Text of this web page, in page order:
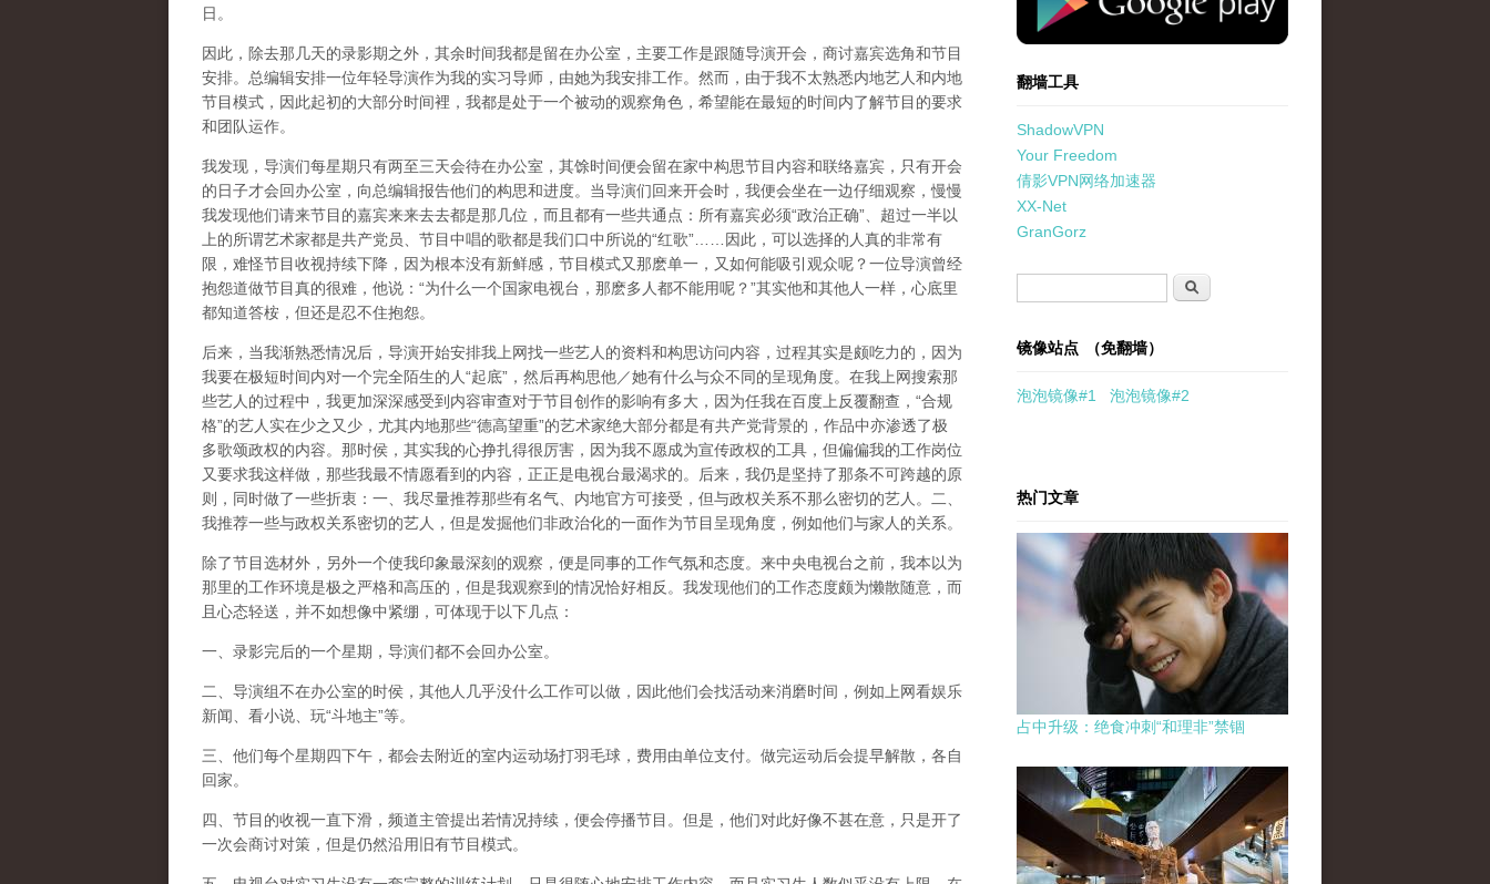
日。
因此，除去那几天的录影期之外，其余时间我都是留在办公室，主要工作是跟随导演开会，商讨嘉宾选角和节目
安排。总编辑安排一位年轻导演作为我的实习导师，由她为我安排工作。然而，由于我不太熟悉内地艺人和内地
节目模式，因此起初的大部分时间裡，我都是处于一个被动的观察角色，希望能在最短的时间内了解节目的要求
和团队运作。
我发现，导演们每星期只有两至三天会待在办公室，其馀时间便会留在家中构思节目内容和联络嘉宾，只有开会
的日子才会回办公室，向总编辑报告他们的构思和进度。当导演们回来开会时，我便会坐在一边仔细观察，慢慢
我发现他们请来节目的嘉宾来来去去都是那几位，而且都有一些共通点：所有嘉宾必须“政治正确”、超过一半以
上的所谓艺术家都是共产党员、节目中唱的歌都是我们口中所说的“红歌”……因此，可以选择的人真的非常有
限，难怪节目收视持续下降，因为根本没有新鲜感，节目模式又那麽单一，又如何能吸引观众呢？一位导演曾经
抱怨道做节目真的很难，他说：“为什么一个国家电视台，那麽多人都不能用呢？”其实他和其他人一样，心底里
都知道答桉，但还是忍不住抱怨。
后来，当我渐熟悉情况后，导演开始安排我上网找一些艺人的资料和构思访问内容，过程其实是颇吃力的，因为
我要在极短时间内对一个完全陌生的人“起底”，然后再构思他／她有什么与众不同的呈现角度。在我上网搜索那
些艺人的过程中，我更加深深感受到内容审查对于节目创作的影响有多大，因为任我在百度上反覆翻查，“合规
格”的艺人实在少之又少，尤其内地那些“德高望重”的艺术家绝大部分都是有共产党背景的，作品中亦渗透了极
多歌颂政权的内容。那时侯，其实我的心挣扎得很厉害，因为我不愿成为宣传政权的工具，但偏偏我的工作岗位
又要求我这样做，那些我最不情愿看到的内容，正正是电视台最渴求的。后来，我仍是坚持了那条不可跨越的原
则，同时做了一些折衷：一、我尽量推荐那些有名气、内地官方可接受，但与政权关系不那么密切的艺人。二、
我推荐一些与政权关系密切的艺人，但是发掘他们非政治化的一面作为节目呈现角度，例如他们与家人的关系。
除了节目选材外，另外一个使我印象最深刻的观察，便是同事的工作气氛和态度。来中央电视台之前，我本以为
那里的工作环境是极之严格和高压的，但是我观察到的情况恰好相反。我发现他们的工作态度颇为懒散随意，而
且心态轻送，并不如想像中紧绷，可体现于以下几点：
一、录影完后的一个星期，导演们都不会回办公室。
二、导演组不在办公室的时侯，其他人几乎没什么工作可以做，因此他们会找活动来消磨时间，例如上网看娱乐
新闻、看小说、玩“斗地主”等。
三、他们每个星期四下午，都会去附近的室内运动场打羽毛球，费用由单位支付。做完运动后会提早解散，各自
回家。
四、节目的收视一直下滑，频道主管提出若情况持续，便会停播节目。但是，他们对此好像不甚在意，只是开了
一次会商讨对策，但是仍然沿用旧有节目模式。
翻墙工具
ShadowVPN
Your Freedom
倩影VPN网络加速器
XX-Net
GranGorz
搜索
镜像站点 （免翻墙）
泡泡镜像#1 泡泡镜像#2
热门文章
占中升级：绝食冲刺“和理非”禁锢